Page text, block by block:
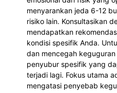
menyarankan jeda 6-12
risiko lain. Konsultasikan
mendapatkan
kondisi spesifik Anda.
dan mencegah
penyubur spesifik yang
terjadi lagi. Fokus utama
mengatasi penyebab